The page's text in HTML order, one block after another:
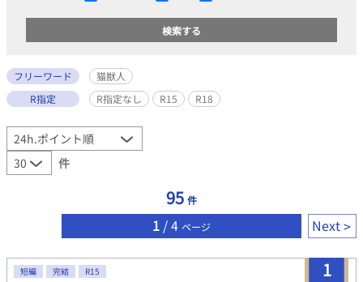
フリーワード
猫獣人
R指定
R指定なし R15 R18
件
95 件
1 / 4 ページ Next
1
短編 完結 R15